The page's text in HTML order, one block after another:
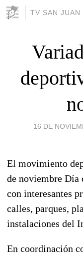
TV SAN JUAN
16 DE
El movimiento
de noviembre Día
con interesantes
calles, parques,
instalaciones del
En coordinación